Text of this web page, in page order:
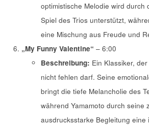
optimistische Melodie wird durch
Spiel des Trios unterstützt,
eine Mischung aus Freude und
„My Funny Valentine“ – 6:00
Beschreibung: Ein Klassiker,
nicht fehlen darf. Seine
bringt die tiefe Melancholie des
während Yamamoto durch seine
ausdrucksstarke Begleitung eine